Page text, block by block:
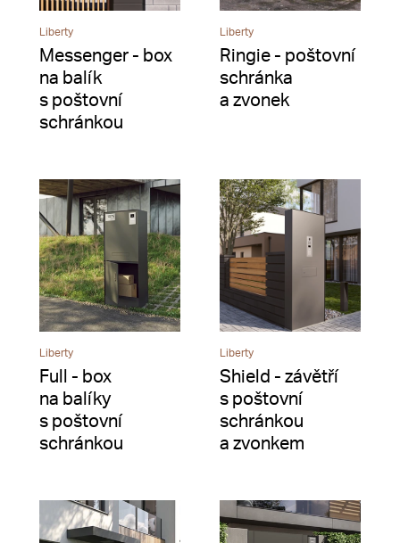
Liberty
Messenger - box
na balík
s poštovní
schránkou
Liberty
Ringie - poštovní
schránka
a zvonek
Liberty
Full - box
na balíky
s poštovní
schránkou
Liberty
Shield - závětří
s poštovní
schránkou
a zvonkem